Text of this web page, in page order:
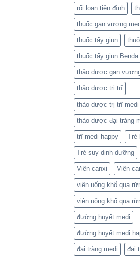
rối loạn tiền đình
thuốc gan vương
thuốc tẩy giun
thuốc tẩy giun Benda
thảo dược gan
thảo dược trị trĩ
thảo dược trị trĩ medi
thảo dược đại tràng
trĩ medi happy Trẻ
Trẻ suy dinh dưỡng
Viên canxi Viên
viên uống khổ qua
viên uống khổ qua
đường huyết medi
đường huyết medi
đại tràng medi đại